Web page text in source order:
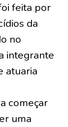
feita por
da
no
integrante
atuaria
começar
uma